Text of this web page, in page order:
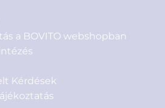
a BOVITO webshopban
Kérdések